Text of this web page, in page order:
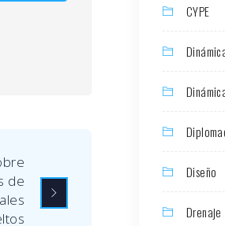
de
CYPE
Diseño
Drenaje